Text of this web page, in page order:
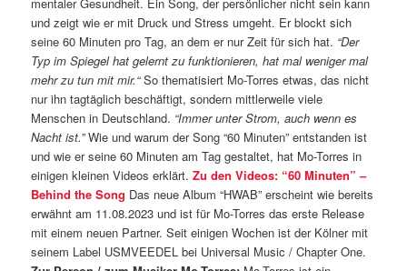
und zeigt wie er mit Druck und Stress umgeht. Er blockt sich
seine 60 Minuten pro Tag, an dem er nur Zeit für sich hat. “Der
Typ im Spiegel hat gelernt zu funktionieren, hat mal weniger mal
mehr zu tun mit mir.“So thematisiert Mo-Torres etwas, das nicht
nur ihn tagtäglich beschäftigt, sondern mittlerweile viele
Menschen in Deutschland. “Immer unter Strom, auch wenn es
Nacht ist.”Wie und warum der Song “60 Minuten” entstanden ist
und wie er seine 60 Minuten am Tag gestaltet, hat Mo-Torres in
einigen kleinen Videos erklärt.Zu den Videos: “60 Minuten” –
Behind the Song Das neue Album “HWAB” erscheint wie bereits
erwähnt am 11.08.2023 und ist für Mo-Torres das erste Release
mit einem neuen Partner. Seit einigen Wochen ist der Kölner mit
seinem Label USMVEEDEL bei Universal Music / Chapter One.